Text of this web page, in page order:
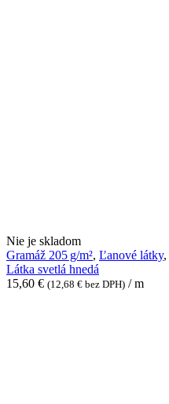
Látka
svetlá
hnedá
Nie je skladom
Gramáž 205 g/m², Ľanové látky,
Látka svetlá hnedá
15,60 € (12,68 € bez DPH) / m